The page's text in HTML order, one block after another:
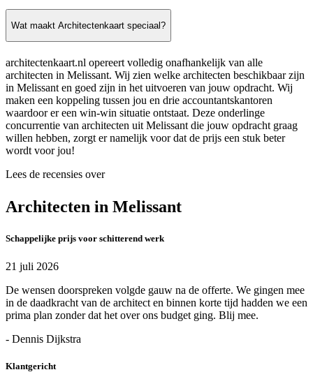
Wat maakt Architectenkaart speciaal?
architectenkaart.nl opereert volledig onafhankelijk van alle
architecten in Melissant. Wij zien welke architecten beschikbaar zijn
in Melissant en goed zijn in het uitvoeren van jouw opdracht. Wij
maken een koppeling tussen jou en drie accountantskantoren
waardoor er een win-win situatie ontstaat. Deze onderlinge
concurrentie van architecten uit Melissant die jouw opdracht graag
willen hebben, zorgt er namelijk voor dat de prijs een stuk beter
wordt voor jou!
Lees de recensies over
Architecten in Melissant
Schappelijke prijs voor schitterend werk
21 juli 2026
De wensen doorspreken volgde gauw na de offerte. We gingen mee
in de daadkracht van de architect en binnen korte tijd hadden we een
prima plan zonder dat het over ons budget ging. Blij mee.
- Dennis Dijkstra
Klantgericht